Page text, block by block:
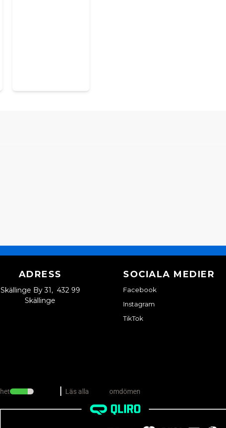
ADRESS
Skällinge By 31, 432 99
Skällinge
SOCIALA MEDIER
Facebook
Instagram
TikTok